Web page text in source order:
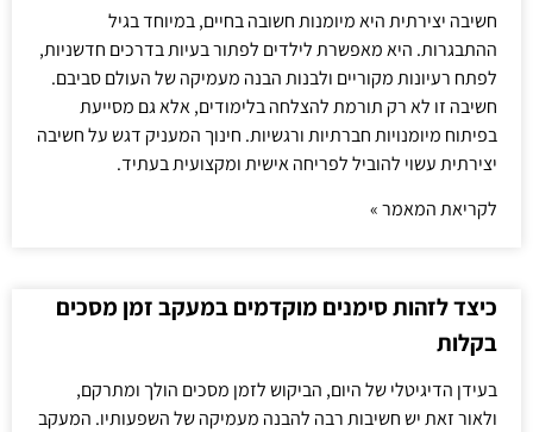
חשיבה יצירתית היא מיומנות חשובה בחיים, במיוחד בגיל
ההתבגרות. היא מאפשרת לילדים לפתור בעיות בדרכים חדשניות,
לפתח רעיונות מקוריים ולבנות הבנה מעמיקה של העולם סביבם.
חשיבה זו לא רק תורמת להצלחה בלימודים, אלא גם מסייעת
בפיתוח מיומנויות חברתיות ורגשיות. חינוך המעניק דגש על חשיבה
יצירתית עשוי להוביל לפריחה אישית ומקצועית בעתיד.
לקריאת המאמר »
כיצד לזהות סימנים מוקדמים במעקב זמן מסכים
בקלות
בעידן הדיגיטלי של היום, הביקוש לזמן מסכים הולך ומתרקם,
ולאור זאת יש חשיבות רבה להבנה מעמיקה של השפעותיו. המעקב